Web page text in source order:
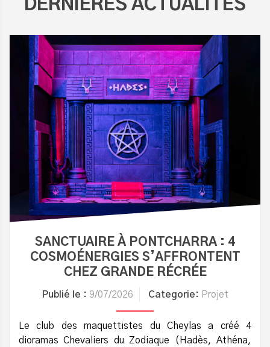
DERNIÈRES ACTUALITÉS
SANCTUAIRE À PONTCHARRA : 4
COSMOÉNERGIES S’AFFRONTENT
CHEZ GRANDE RÉCRÉE
Publié le : 9/07/2026 Categorie: Projet
Le club des maquettistes du Cheylas a créé 4
dioramas Chevaliers du Zodiaque (Hadès, Athéna,